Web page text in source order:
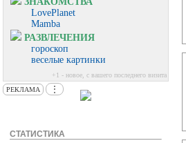
LovePlanet
Mamba
РАЗВЛЕЧЕНИЯ
гороскоп
веселые картинки
+1 - новое, с вашего последнего визита
РЕКЛАМА
⋮
СТАТИСТИКА